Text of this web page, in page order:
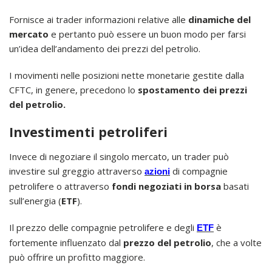
Fornisce ai trader informazioni relative alle dinamiche del
mercato e pertanto può essere un buon modo per farsi
un’idea dell’andamento dei prezzi del petrolio.
I movimenti nelle posizioni nette monetarie gestite dalla
CFTC, in genere, precedono lo spostamento dei prezzi
del petrolio.
Investimenti petroliferi
Invece di negoziare il singolo mercato, un trader può
investire sul greggio attraverso azioni di compagnie
petrolifere o attraverso fondi negoziati in borsa basati
sull’energia (ETF).
Il prezzo delle compagnie petrolifere e degli ETF è
fortemente influenzato dal prezzo del petrolio, che a volte
può offrire un profitto maggiore.